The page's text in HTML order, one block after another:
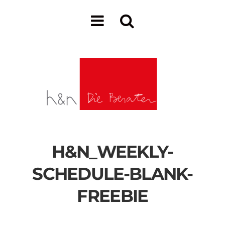
H&N_WEEKLY-
SCHEDULE-BLANK-
FREEBIE